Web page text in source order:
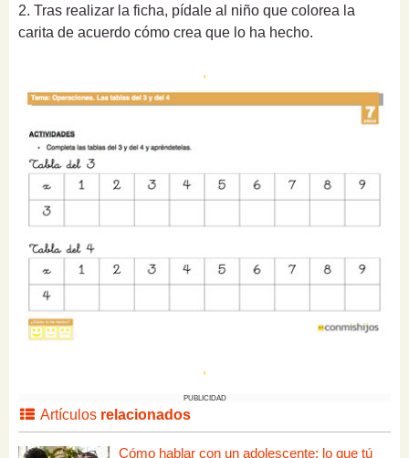
2. Tras realizar la ficha, pídale al niño que colorea la
carita de acuerdo cómo crea que lo ha hecho.
PUBLICIDAD
Artículos relacionados
Cómo hablar con un adolescente: lo que tú